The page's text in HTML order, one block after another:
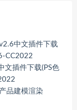
中文插件下载
CC2022
文插件下载(PS色
品建模渲染